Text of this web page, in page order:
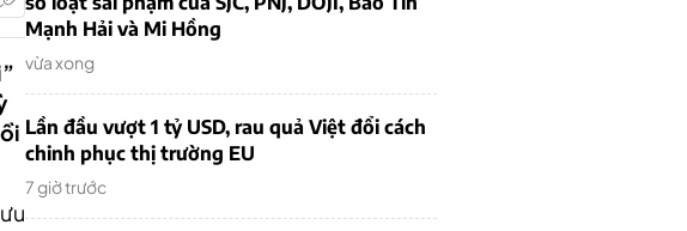
Mạnh Hải và Mi Hồng
vừa xong
Lần đầu vượt 1 tỷ USD, rau quả Việt đổi cách
chinh phục thị trường EU
7 giờ trước